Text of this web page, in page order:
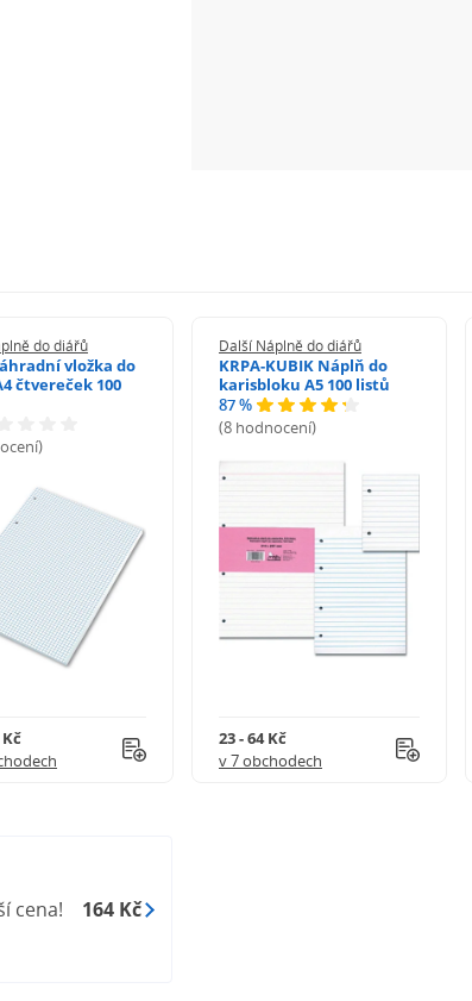
do diářů
vložka do
čtvereček 100
Kč
Další Náplně do diářů
KRPA-KUBIK Náplň do
karisbloku A5 100 listů
87 %
(8 hodnocení)
23 - 64 Kč
v 7 obchodech
cena! 164 Kč